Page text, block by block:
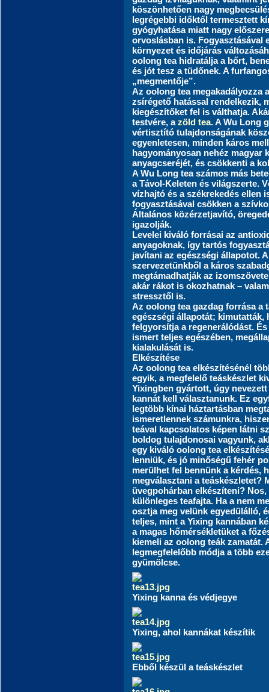
köszönhetően nagy
legrégebbi időktől termesztett
gyógyhatása miatt nagy
orvoslásban is. Fogyasztásával
környezet és időjárás
oolong tea hidratálja a bőrt,
és jót tesz a tüdőnek. A
„megmentője”.
Az oolong tea megakadályozza
zsírégető hatással rendelkezik,
kiegészítőket fel is válthatja.
testvére, azöld tea. A Wu Long
vértisztító tulajdonságának
egyenletesen, minden káros
hagyományosan nehéz magyar
anyagcseréjét, és csökkenti a
A Wu Long tea számos más
a Távol-Keleten és világszerte.
vízhajtó és a székrekedés ellen
fogyasztásával csökken a
Általános közérzetjavító,
igazolják.
Levelei kiváló forrásai az
anyagoknak, így tartós
javítani az egészségi állapotot.
szervezetünkből a káros
megtámadhatják az
akár rákot is okozhatnak –
stressztől is.
Az oolong tea gazdag forrása a
egészségi állapotát; kimutatták,
felgyorsítja a regenerálódást.
ismert teljes egészében,
kialakulását is.
Elkészítése
Az oolong tea elkészítésénél
egyik, a megfelelő teáskészlet
Yixingben gyártott, úgy
kannát kell választanunk. Ez
legtöbb kínai háztartásban
ismeretlennek számunkra,
teával kapcsolatos képen látni
boldog tulajdonosai vagyunk,
egy kiváló oolong tea
lenniük, és jó minőségű fehér
merülhet fel bennünk a kérdés,
megválasztani a teáskészletet?
üvegpohárban elkészíteni?
különleges teafajta. Ha a nem
osztja meg velünk egyedülálló,
teljes, mint a Yixing kannában
a magas hőmérsékletüket a
kiemeli az oolong teák zamatát.
legmegfelelőbb módja a több
gyümölcse.
Yixing kanna és védjegye
Yixing, ahol kannákat készítik
Ebből készül a teáskészlet